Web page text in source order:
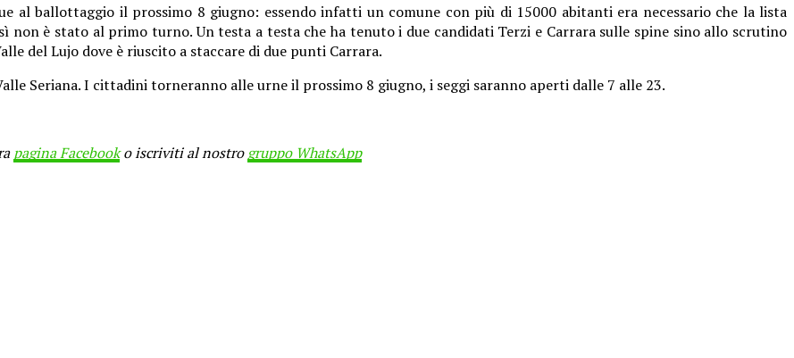
al ballottaggio il prossimo 8 giugno: essendo infatti un comune con più di 15000 abitanti era necessario che la lista
non è stato al primo turno. Un testa a testa che ha tenuto i due candidati Terzi e Carrara sulle spine sino allo scrutino
del Lujo dove è riuscito a staccare di due punti Carrara.
Seriana. I cittadini torneranno alle urne il prossimo 8 giugno, i seggi saranno aperti dalle 7 alle 23.
pagina Facebooko iscriviti al nostrogruppo WhatsApp